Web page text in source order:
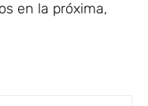
en la próxima,